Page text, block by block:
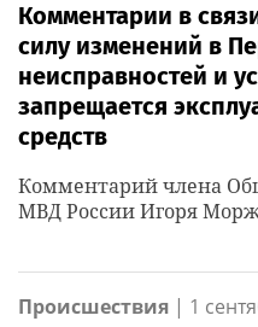
Комментарии в
силу изменений в
неисправностей и
запрещается
средств
Комментарий члена
МВД России Игоря
Происшествия | 1